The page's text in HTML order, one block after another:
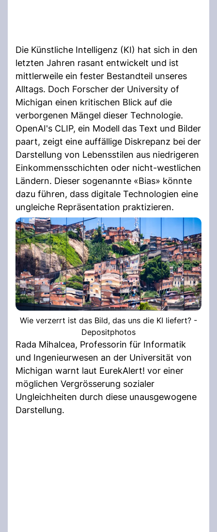
Die Künstliche Intelligenz (KI) hat sich in den
letzten Jahren rasant entwickelt und ist
mittlerweile ein fester Bestandteil unseres
Alltags. Doch Forscher der University of
Michigan einen kritischen Blick auf die
verborgenen Mängel dieser Technologie.
OpenAI's CLIP, ein Modell das Text und Bilder
paart, zeigt eine auffällige Diskrepanz bei der
Darstellung von Lebensstilen aus niedrigeren
Einkommensschichten oder nicht-westlichen
Ländern. Dieser sogenannte «Bias» könnte
dazu führen, dass digitale Technologien eine
ungleiche Repräsentation praktizieren.
Wie verzerrt ist das Bild, das uns die KI liefert? -
Depositphotos
Rada Mihalcea, Professorin für Informatik
und Ingenieurwesen an der Universität von
Michigan warnt laut EurekAlert! vor einer
möglichen Vergrösserung sozialer
Ungleichheiten durch diese unausgewogene
Darstellung.